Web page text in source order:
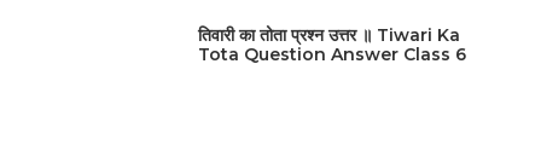
तिवारी का तोता प्रश्न उत्तर ॥ Tiwari Ka
Tota Question Answer Class 6